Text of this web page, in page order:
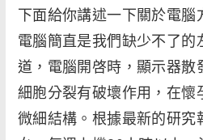
下面給你講述一下關於電腦
電腦簡直是我們缺少不了的
道，電腦開啓時，顯示器散
細胞分裂有破壞作用，在懷
微細結構。根據最新的研究